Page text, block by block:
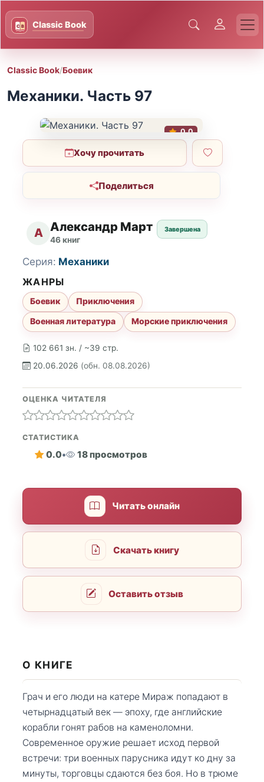
Classic Book/Боевик
Механики. Часть 97
0.0
Хочу прочитать
Поделиться
А Александр Март
46 книг
Завершена
102 661 зн. / ~39 стр.
20.06.2026 (обн. 08.08.2026)
Серия: Механики
ЖАНРЫ
Боевик
Приключения
Военная литература
Морские приключения
ОЦЕНКА ЧИТАТЕЛЯ
СТАТИСТИКА
0.0• 18 просмотров
Читать онлайн
Скачать книгу
Оставить отзыв
О КНИГЕ
Грач и его люди на катере Мираж попадают в
четырнадцатый век — эпоху, где английские
корабли гонят рабов на каменоломни.
Современное оружие решает исход первой
встречи: три военных парусника идут ко дну за
минуты, торговцы сдаются без боя. Но в трюме